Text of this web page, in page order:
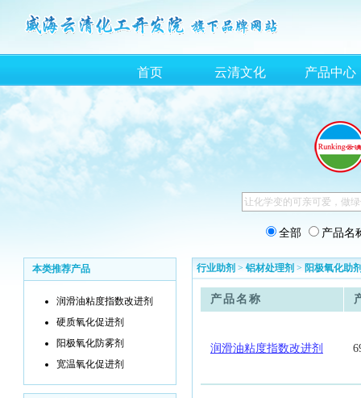
首页 云清文化 产品中心
全部 产品名
本类推荐产品
润滑油粘度指数改进剂
硬质氧化促进剂
阳极氧化防雾剂
宽温氧化促进剂
行业助剂 > 铝材处理剂 > 阳极氧化助
产品名称
润滑油粘度指数改进剂